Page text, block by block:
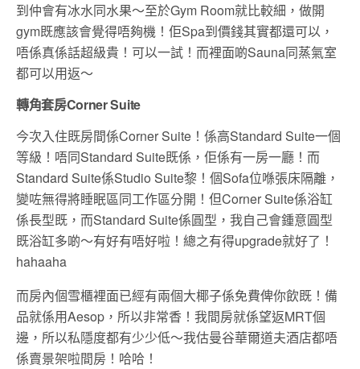
到仲會有冰水同水果～至於Gym Room就比較細，做開
gym既應該會覺得唔夠機！佢Spa到價錢其實都還可以，
唔係真係話超級貴！可以一試！而裡面啲Sauna同蒸氣室
都可以用返～
轉角套房Corner Suite
今次入住既房間係Corner Suite！係高Standard Suite一個
等級！唔同Standard Suite既係，佢係有一房一廳！而
Standard Suite係Studio Suite黎！個Sofa位喺張床隔離，
變咗無得將睡眠區同工作區分開！但Corner Suite係浴缸
係長型既，而Standard Suite係圓型，我自己會鍾意圓型
既浴缸多啲～有好有唔好啦！總之有得upgrade就好了！
hahaaha
而房內個雪櫃裡面已經有兩個大椰子係免費俾你飲既！備
品就係用Aesop，所以非常香！我間房就係望返MRT個
邊，所以私隱度都有少少低～我估曼谷華爾道夫酒店都唔
係賣景架啦間房！哈哈！